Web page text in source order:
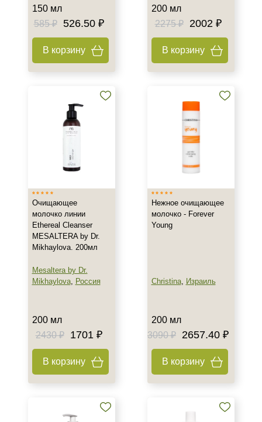
Отбеливание
Показать еще
Назначение против
Обновление клеток
Область применения
Веки
Декольте
Показать еще
150 мл
200 мл
300 мл
Ингредиенты
Витамин E
150 мл
585 ₽
526.50 ₽
В корзину
200 мл
2275 ₽
2002 ₽
В корзину
Очищающее
молочко линии
Ethereal Cleanser
MESALTERA by Dr.
Mikhaylova. 200мл
Mesaltera by Dr.
Mikhaylova, Россия
200 мл
2430 ₽
1701 ₽
В корзину
Нежное очищающее
молочко - Forever
Young
Christina, Израиль
200 мл
3090 ₽
2657.40 ₽
В корзину